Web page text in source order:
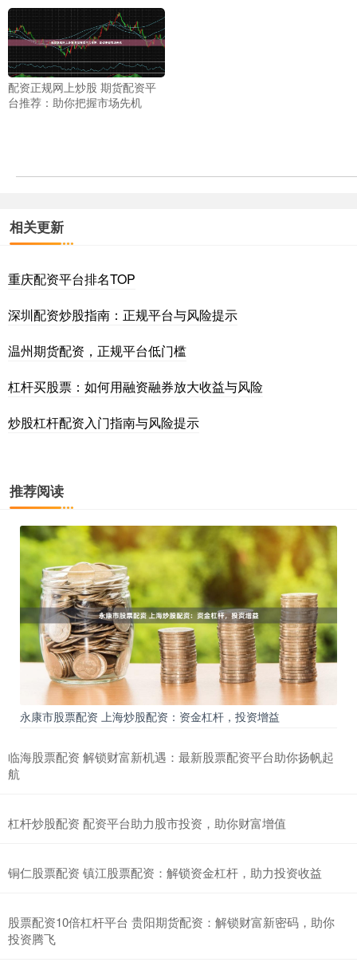
配资正规网上炒股 期货配资平
台推荐：助你把握市场先机
相关更新
重庆配资平台排名TOP
深圳配资炒股指南：正规平台与风险提示
温州期货配资，正规平台低门槛
杠杆买股票：如何用融资融券放大收益与风险
炒股杠杆配资入门指南与风险提示
推荐阅读
永康市股票配资 上海炒股配资：资金杠杆，投资增益
临海股票配资 解锁财富新机遇：最新股票配资平台助你扬帆起
航
杠杆炒股配资 配资平台助力股市投资，助你财富增值
铜仁股票配资 镇江股票配资：解锁资金杠杆，助力投资收益
股票配资10倍杠杆平台 贵阳期货配资：解锁财富新密码，助你
投资腾飞